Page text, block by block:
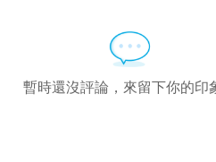
暫時還沒評論，來留下你的印